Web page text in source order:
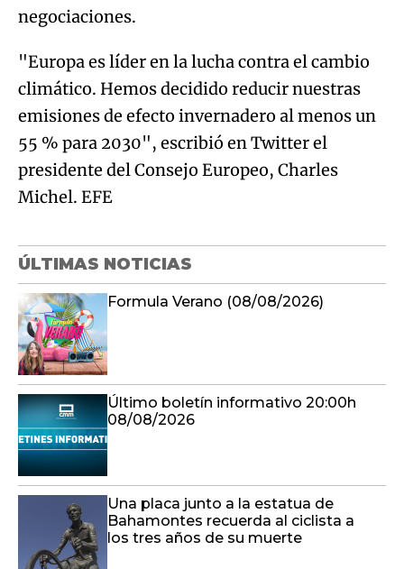
negociaciones.
"Europa es líder en la lucha contra el cambio
climático. Hemos decidido reducir nuestras
emisiones de efecto invernadero al menos un
55 % para 2030", escribió en Twitter el
presidente del Consejo Europeo, Charles
Michel. EFE
ÚLTIMAS NOTICIAS
Formula Verano (08/08/2026)
Último boletín informativo 20:00h
08/08/2026
Una placa junto a la estatua de
Bahamontes recuerda al ciclista a
los tres años de su muerte